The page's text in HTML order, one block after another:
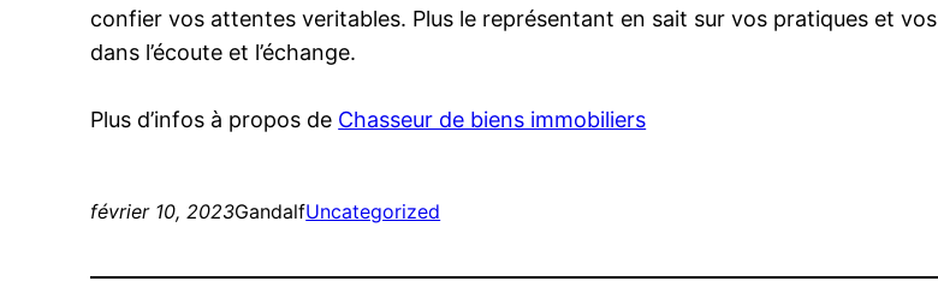
confier vos attentes veritables. Plus le représentant en sait sur vos pratiques et
dans l’écoute et l’échange.
Plus d’infos à propos de Chasseur de biens immobiliers
février 10, 2023GandalfUncategorized